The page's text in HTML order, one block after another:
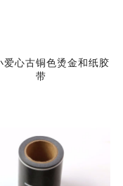
爱心古铜色烫金和纸胶
带